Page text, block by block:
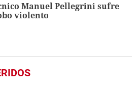
Manuel Pellegrini sufre
violento